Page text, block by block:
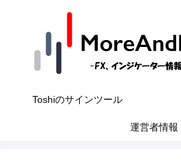
Toshiのサインツール
運営者情報